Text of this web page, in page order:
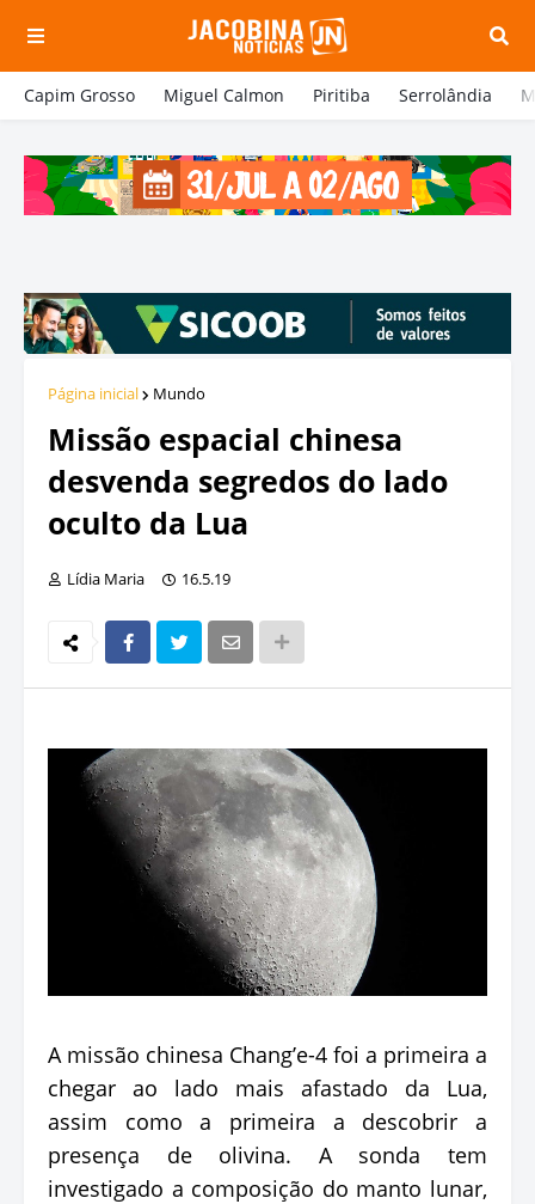
Capim Grosso Miguel Calmon Piritiba Serrolândia
Página inicial Mundo
Missão espacial chinesa
desvenda segredos do lado
oculto da Lua
Lídia Maria 16.5.19
A missão chinesa Chang’e-4 foi a primeira a
chegar ao lado mais afastado da Lua,
assim como a primeira a descobrir a
presença de olivina. A sonda tem
investigado a composição do manto lunar,